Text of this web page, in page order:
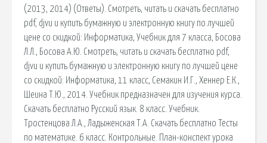
(2013, 2014) (Ответы). Смотреть, читать и скачать бесплатно
pdf, djvu и купить бумажную и электронную книгу по лучшей
цене со скидкой: Информатика, Учебник для 7 класса, Босова
Л.Л., Босова А.Ю. Смотреть, читать и скачать бесплатно pdf,
djvu и купить бумажную и электронную книгу по лучшей цене
со скидкой: Информатика, 11 класс, Семакин И.Г., Хеннер Е.К.,
Шеина Т.Ю., 2014. Учебник предназначен для изучения курса.
Скачать бесплатно Русский язык. 8 класс. Учебник.
Тростенцова Л.А., Ладыженская Т.А. Скачать бесплатно Тесты
по математике. 6 класс. Контрольные. План-конспект урока